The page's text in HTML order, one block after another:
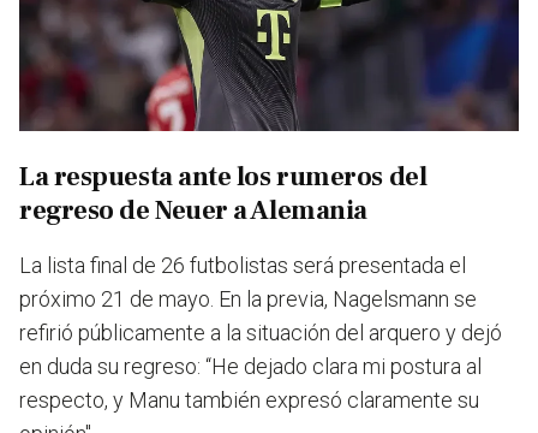
La respuesta ante los rumeros del
regreso de Neuer a Alemania
La lista final de 26 futbolistas será presentada el
próximo 21 de mayo. En la previa, Nagelsmann se
refirió públicamente a la situación del arquero y dejó
en duda su regreso: “He dejado clara mi postura al
respecto, y Manu también expresó claramente su